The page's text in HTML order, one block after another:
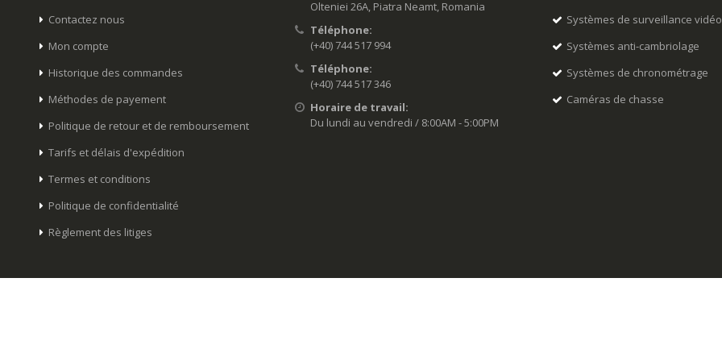
Contactez nous
Mon compte
Historique des commandes
Méthodes de payement
Politique de retour et de remboursement
Tarifs et délais d'expédition
Termes et conditions
Politique de confidentialité
Règlement des litiges
Olteniei 26A, Piatra Neamt, Romania
Téléphone:
(+40) 744 517 994
Téléphone:
(+40) 744 517 346
Horaire de travail:
Du lundi au vendredi / 8:00AM - 5:00PM
Systèmes de surveillance vidéo
Systèmes anti-cambriolage
Systèmes de chronométrage
Caméras de chasse